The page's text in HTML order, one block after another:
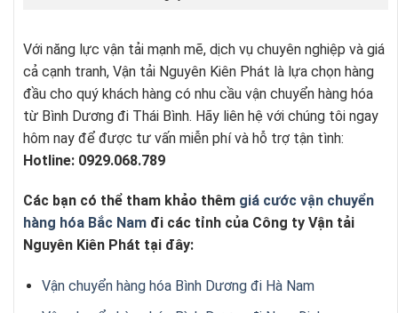
Với năng lực vận tải mạnh mẽ, dịch vụ chuyên nghiệp và giá
cả cạnh tranh, Vận tải Nguyên Kiên Phát là lựa chọn hàng
đầu cho quý khách hàng có nhu cầu vận chuyển hàng hóa
từ Bình Dương đi Thái Bình. Hãy liên hệ với chúng tôi ngay
hôm nay để được tư vấn miễn phí và hỗ trợ tận tình:
Hotline: 0929.068.789
Các bạn có thể tham khảo thêm giá cước vận chuyển
hàng hóa Bắc Nam đi các tỉnh của Công ty Vận tải
Nguyên Kiên Phát tại đây:
Vận chuyển hàng hóa Bình Dương đi Hà Nam